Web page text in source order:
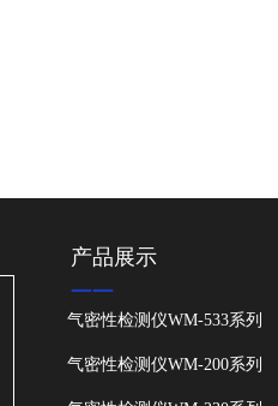
产品展示
——
气密性检测仪WM-533系列
气密性检测仪WM-200系列